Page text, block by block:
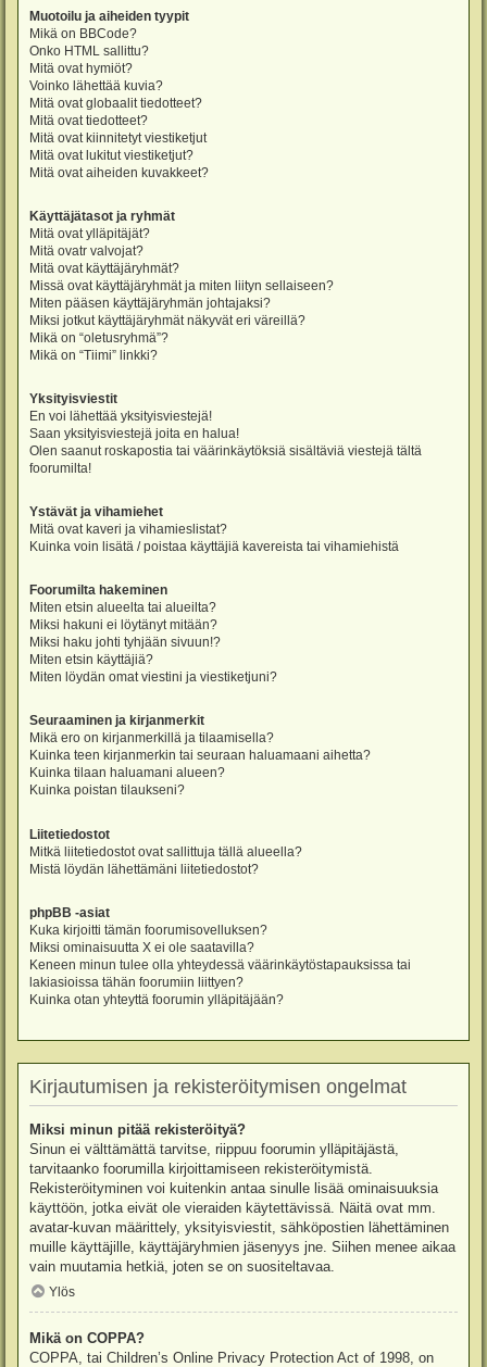
Muotoilu ja aiheiden tyypit
Mikä on BBCode?
Onko HTML sallittu?
Mitä ovat hymiöt?
Voinko lähettää kuvia?
Mitä ovat globaalit tiedotteet?
Mitä ovat tiedotteet?
Mitä ovat kiinnitetyt viestiketjut
Mitä ovat lukitut viestiketjut?
Mitä ovat aiheiden kuvakkeet?
Käyttäjätasot ja ryhmät
Mitä ovat ylläpitäjät?
Mitä ovatr valvojat?
Mitä ovat käyttäjäryhmät?
Missä ovat käyttäjäryhmät ja miten liityn sellaiseen?
Miten pääsen käyttäjäryhmän johtajaksi?
Miksi jotkut käyttäjäryhmät näkyvät eri väreillä?
Mikä on “oletusryhmä”?
Mikä on “Tiimi” linkki?
Yksityisviestit
En voi lähettää yksityisviestejä!
Saan yksityisviestejä joita en halua!
Olen saanut roskapostia tai väärinkäytöksiä sisältäviä viestejä tältä
foorumilta!
Ystävät ja vihamiehet
Mitä ovat kaveri ja vihamieslistat?
Kuinka voin lisätä / poistaa käyttäjiä kavereista tai vihamiehistä
Foorumilta hakeminen
Miten etsin alueelta tai alueilta?
Miksi hakuni ei löytänyt mitään?
Miksi haku johti tyhjään sivuun!?
Miten etsin käyttäjiä?
Miten löydän omat viestini ja viestiketjuni?
Seuraaminen ja kirjanmerkit
Mikä ero on kirjanmerkillä ja tilaamisella?
Kuinka teen kirjanmerkin tai seuraan haluamaani aihetta?
Kuinka tilaan haluamani alueen?
Kuinka poistan tilaukseni?
Liitetiedostot
Mitkä liitetiedostot ovat sallittuja tällä alueella?
Mistä löydän lähettämäni liitetiedostot?
phpBB -asiat
Kuka kirjoitti tämän foorumisovelluksen?
Miksi ominaisuutta X ei ole saatavilla?
Keneen minun tulee olla yhteydessä väärinkäytöstapauksissa tai
lakiasioissa tähän foorumiin liittyen?
Kuinka otan yhteyttä foorumin ylläpitäjään?
Kirjautumisen ja rekisteröitymisen ongelmat
Miksi minun pitää rekisteröityä?
Sinun ei välttämättä tarvitse, riippuu foorumin ylläpitäjästä,
tarvitaanko foorumilla kirjoittamiseen rekisteröitymistä.
Rekisteröityminen voi kuitenkin antaa sinulle lisää ominaisuuksia
käyttöön, jotka eivät ole vieraiden käytettävissä. Näitä ovat mm.
avatar-kuvan määrittely, yksityisviestit, sähköpostien lähettäminen
muille käyttäjille, käyttäjäryhmien jäsenyys jne. Siihen menee aikaa
vain muutamia hetkiä, joten se on suositeltavaa.
Ylös
Mikä on COPPA?
COPPA, tai Children’s Online Privacy Protection Act of 1998, on